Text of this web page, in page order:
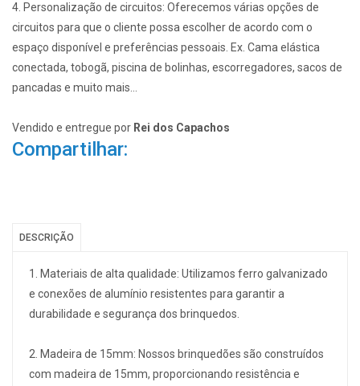
4. Personalização de circuitos: Oferecemos várias opções de
circuitos para que o cliente possa escolher de acordo com o
espaço disponível e preferências pessoais. Ex. Cama elástica
conectada, tobogã, piscina de bolinhas, escorregadores, sacos de
pancadas e muito mais…
Vendido e entregue por Rei dos Capachos
Compartilhar:
DESCRIÇÃO
1. Materiais de alta qualidade: Utilizamos ferro galvanizado
e conexões de alumínio resistentes para garantir a
durabilidade e segurança dos brinquedos.
2. Madeira de 15mm: Nossos brinquedões são construídos
com madeira de 15mm, proporcionando resistência e